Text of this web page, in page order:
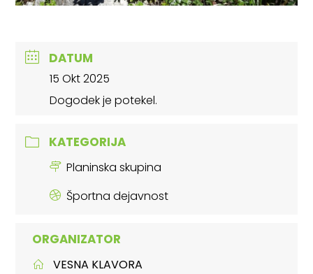
DATUM
15 Okt 2025
Dogodek je potekel.
KATEGORIJA
Planinska skupina
Športna dejavnost
ORGANIZATOR
VESNA KLAVORA